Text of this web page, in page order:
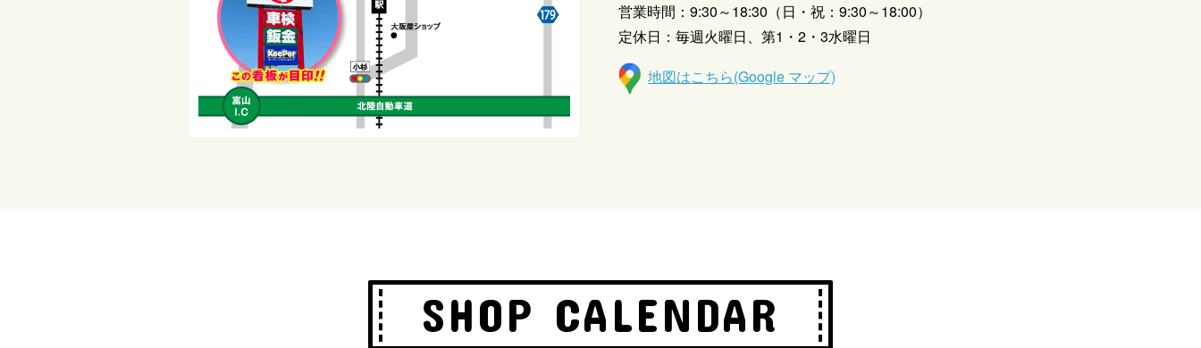
営業時間：9:30～18:30（日・祝：9:30～18:00）
定休日：毎週火曜日、第1・2・3水曜日
地図はこちら(Google マップ)
SHOP CALENDAR